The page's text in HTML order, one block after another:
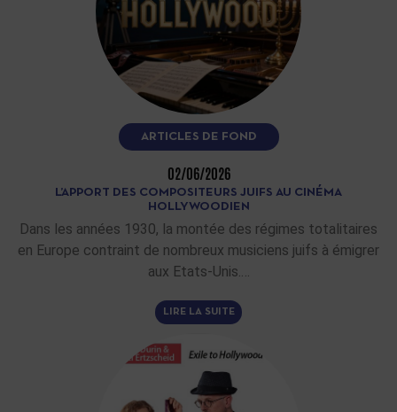
ARTICLES DE FOND
02/06/2026
L’APPORT DES COMPOSITEURS JUIFS AU CINÉMA
HOLLYWOODIEN
Dans les années 1930, la montée des régimes totalitaires
en Europe contraint de nombreux musiciens juifs à émigrer
aux Etats-Unis.…
LIRE LA SUITE